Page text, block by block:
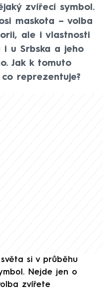
zvířecí symbol.
maskota – volba
ale i vlastnosti
i u Srbska a jeho
Jak k tomuto
reprezentuje?
si v průběhu
Nejde jen o
zvířete